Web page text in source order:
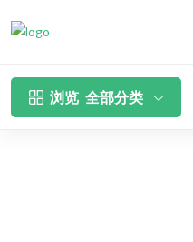
浏览 全部分类